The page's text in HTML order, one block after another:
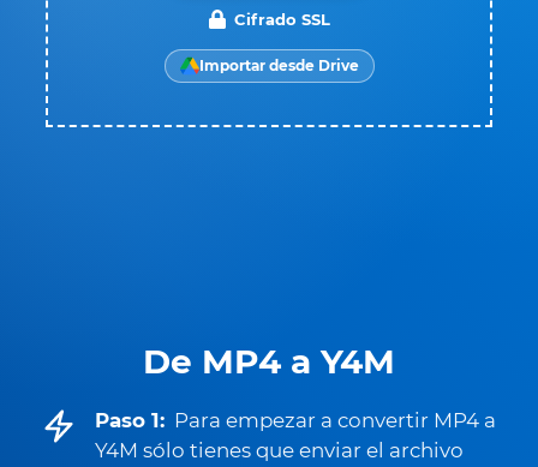
De MP4 a Y4M
Paso 1: Para empezar a convertir MP4 a
Y4M sólo tienes que enviar el archivo
Cifrado SSL
Importar desde Drive